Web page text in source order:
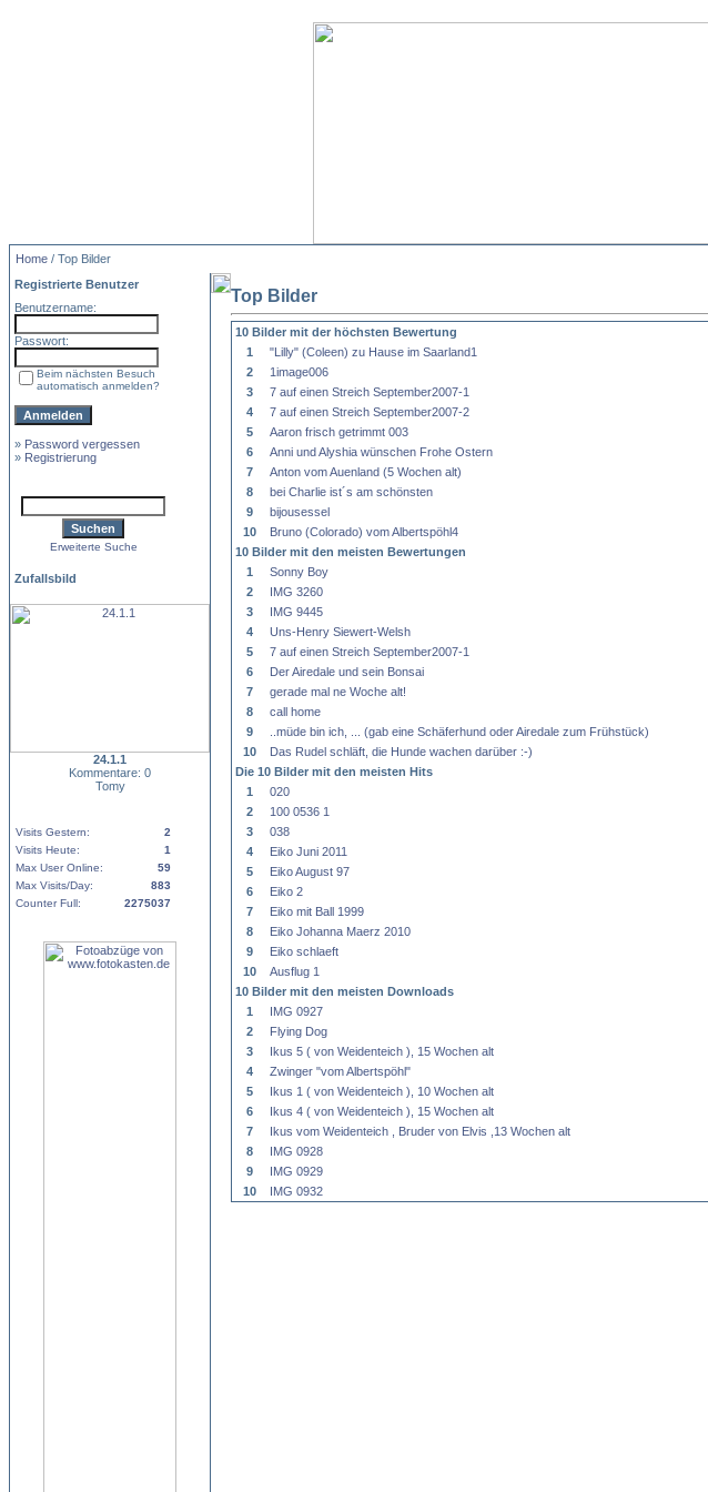
Home / Top Bilder
Registrierte Benutzer
Benutzername:
Passwort:
Beim nächsten Besuch
automatisch anmelden?
» Password vergessen
» Registrierung
Erweiterte Suche
Zufallsbild
24.1.1
Kommentare: 0
Tomy
Visits Gestern:
2
Visits Heute:
1
Max User Online:
59
Max Visits/Day:
883
Counter Full:
2275037
Top Bilder
10 Bilder mit der höchsten Bewertung
1
"Lilly" (Coleen) zu Hause im Saarland1
2
1image006
3
7 auf einen Streich September2007-1
4
7 auf einen Streich September2007-2
5
Aaron frisch getrimmt 003
6
Anni und Alyshia wünschen Frohe Ostern
7
Anton vom Auenland (5 Wochen alt)
8
bei Charlie ist´s am schönsten
9
bijousessel
10
Bruno (Colorado) vom Albertspöhl4
10 Bilder mit den meisten Bewertungen
1
Sonny Boy
2
IMG 3260
3
IMG 9445
4
Uns-Henry Siewert-Welsh
5
7 auf einen Streich September2007-1
6
Der Airedale und sein Bonsai
7
gerade mal ne Woche alt!
8
call home
9
..müde bin ich, ... (gab eine Schäferhund oder Airedale zum Frühstück)
10
Das Rudel schläft, die Hunde wachen darüber :-)
Die 10 Bilder mit den meisten Hits
1
020
2
100 0536 1
3
038
4
Eiko Juni 2011
5
Eiko August 97
6
Eiko 2
7
Eiko mit Ball 1999
8
Eiko Johanna Maerz 2010
9
Eiko schlaeft
10
Ausflug 1
10 Bilder mit den meisten Downloads
1
IMG 0927
2
Flying Dog
3
Ikus 5 ( von Weidenteich ), 15 Wochen alt
4
Zwinger "vom Albertspöhl"
5
Ikus 1 ( von Weidenteich ), 10 Wochen alt
6
Ikus 4 ( von Weidenteich ), 15 Wochen alt
7
Ikus vom Weidenteich , Bruder von Elvis ,13 Wochen alt
8
IMG 0928
9
IMG 0929
10
IMG 0932